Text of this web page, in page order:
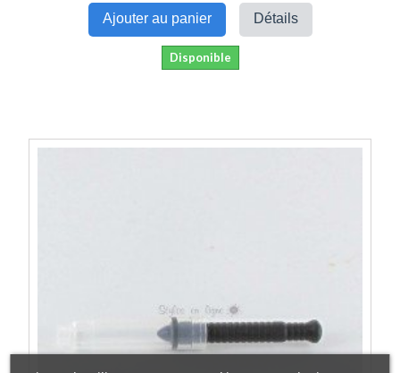
Ajouter au panier Détails
Disponible